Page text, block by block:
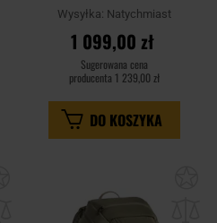
Wysyłka: Natychmiast
1 099,00 zł
Sugerowana cena
producenta 1 239,00 zł
DO KOSZYKA